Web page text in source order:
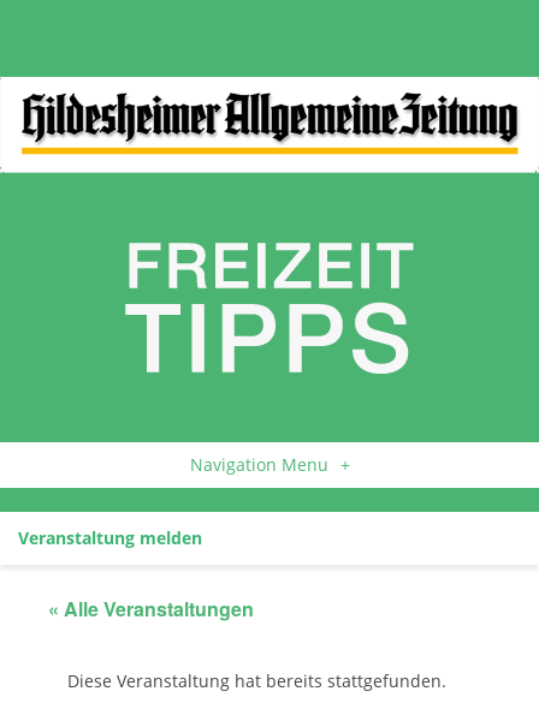
Navigation Menu +
Veranstaltung melden
« Alle Veranstaltungen
Diese Veranstaltung hat bereits stattgefunden.